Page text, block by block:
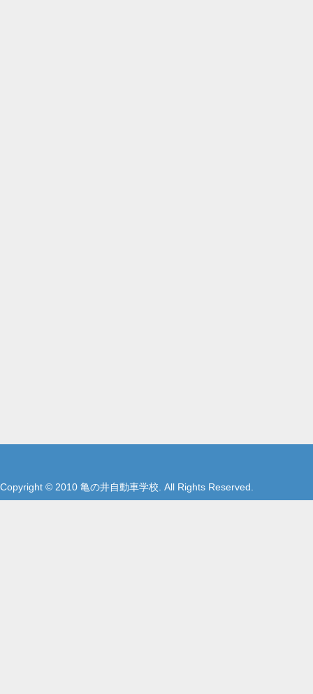
Copyright © 2010 亀の井自動車学校. All Rights Reserved.